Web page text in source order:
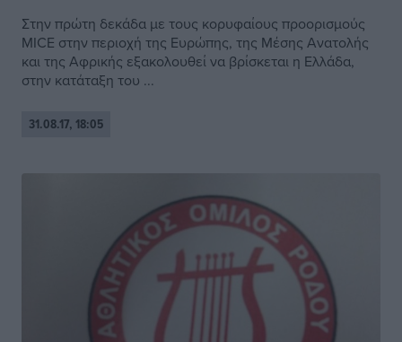
Στην πρώτη δεκάδα με τους κορυφαίους προορισμούς
MICE στην περιοχή της Ευρώπης, της Μέσης Ανατολής
και της Αφρικής εξακολουθεί να βρίσκεται η Ελλάδα,
στην κατάταξη του ...
31.08.17, 18:05